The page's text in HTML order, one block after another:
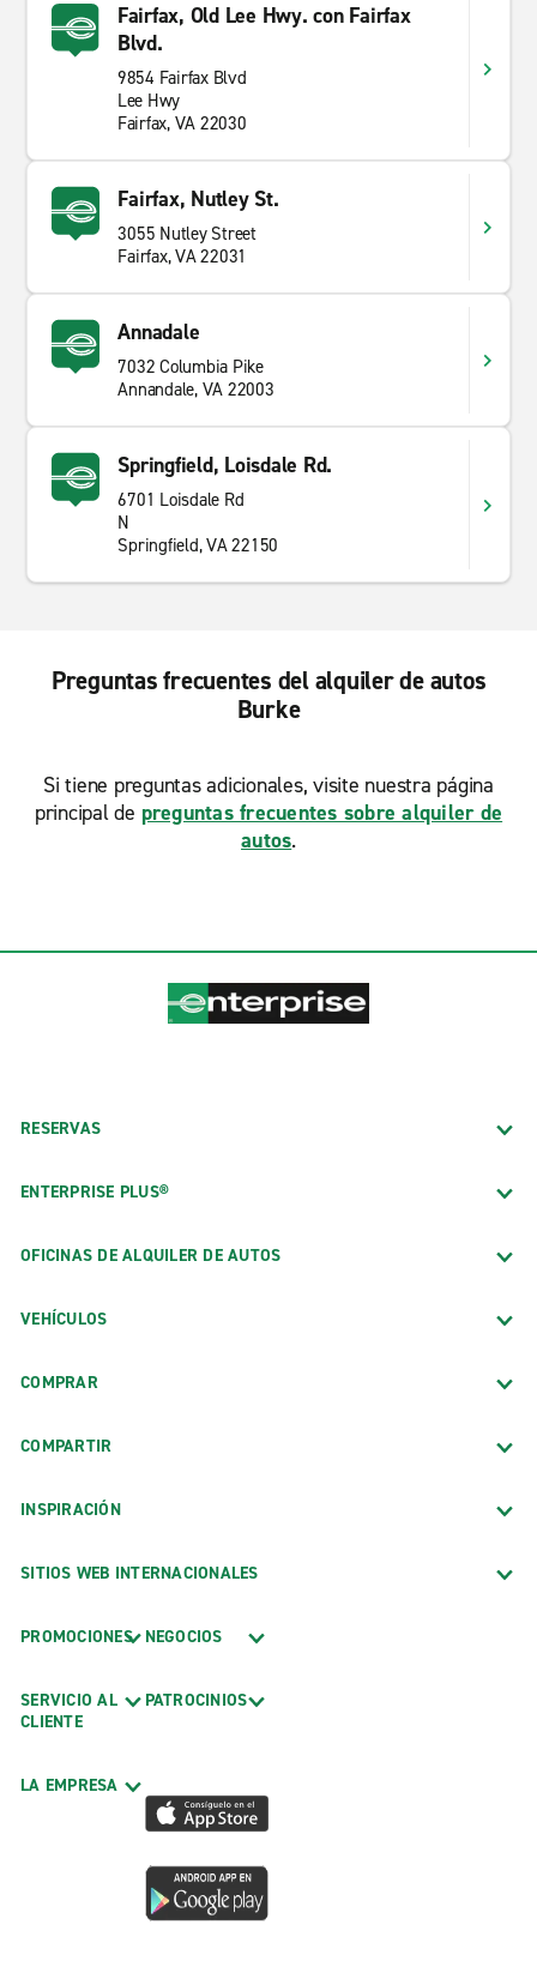
Fairfax, Old Lee Hwy. con Fairfax
Blvd.
9854 Fairfax Blvd
Lee Hwy
Fairfax, VA 22030
Fairfax, Nutley St.
3055 Nutley Street
Fairfax, VA 22031
Annadale
7032 Columbia Pike
Annandale, VA 22003
Springfield, Loisdale Rd.
6701 Loisdale Rd
N
Springfield, VA 22150
Preguntas frecuentes del alquiler de autos
Burke
Si tiene preguntas adicionales, visite nuestra página
principal de preguntas frecuentes sobre alquiler de
autos.
RESERVAS
ENTERPRISE PLUS®
OFICINAS DE ALQUILER DE AUTOS
VEHÍCULOS
COMPRAR
COMPARTIR
INSPIRACIÓN
SITIOS WEB INTERNACIONALES
PROMOCIONES
SERVICIO AL
CLIENTE
LA EMPRESA
NEGOCIOS
PATROCINIOS